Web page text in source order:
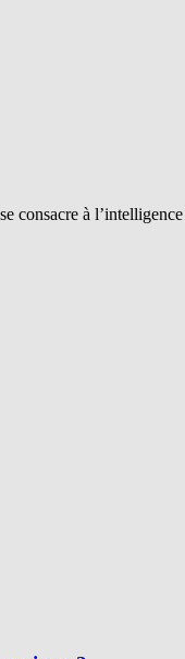
consacre à